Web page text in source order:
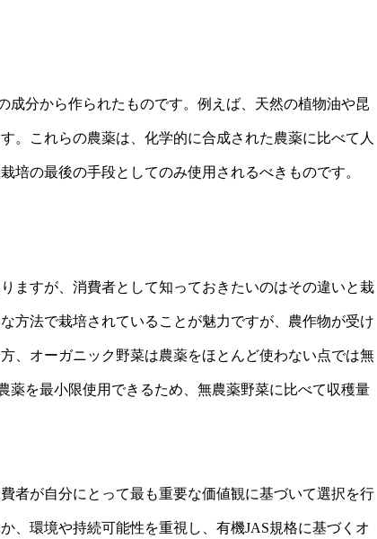
成分から作られたものです。例えば、天然の植物油や昆
。これらの農薬は、化学的に合成された農薬に比べて人
培の最後の手段としてのみ使用されるべきものです。
ますが、消費者として知っておきたいのはその違いと栽
方法で栽培されていることが魅力ですが、農作物が受け
、オーガニック野菜は農薬をほとんど使わない点では無
薬を最小限使用できるため、無農薬野菜に比べて収穫量
者が自分にとって最も重要な価値観に基づいて選択を行
、環境や持続可能性を重視し、有機JAS規格に基づくオ